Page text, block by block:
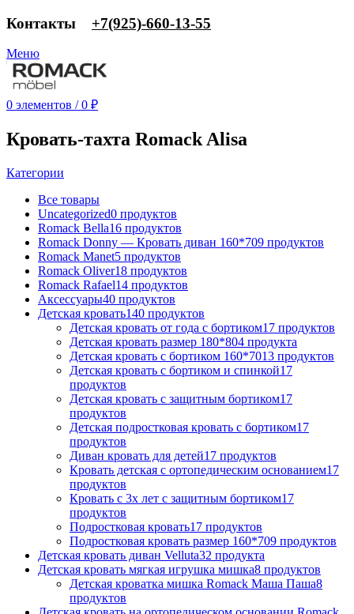
Контакты ‎+7(925)-660-13-55
Меню
0 элементов / 0 ₽
Кровать-тахта Romack Alisa
Категории
Все товары
Uncategorized0 продуктов
Romack Bella16 продуктов
Romack Donny — Кровать диван 160*709 продуктов
Romack Manet5 продуктов
Romack Oliver18 продуктов
Romack Rafael14 продуктов
Аксессуары40 продуктов
Детская кровать140 продуктов
Детская кровать от года с бортиком17 продуктов
Детская кровать размер 180*804 продукта
Детская кровать с бортиком 160*7013 продуктов
Детская кровать с бортиком и спинкой17
продуктов
Детская кровать с защитным бортиком17
продуктов
Детская подростковая кровать с бортиком17
продуктов
Диван кровать для детей17 продуктов
Кровать детская с ортопедическим основанием17
продуктов
Кровать с 3х лет с защитным бортиком17
продуктов
Подростковая кровать17 продуктов
Подростковая кровать размер 160*709 продуктов
Детская кровать диван Velluta32 продукта
Детская кровать мягкая игрушка мишка8 продуктов
Детская кроватка мишка Romack Маша Паша8
продуктов